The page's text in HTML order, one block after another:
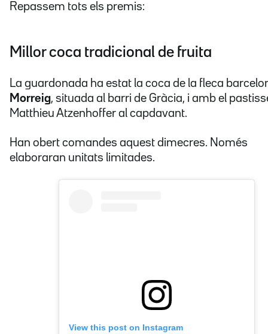
Repassem tots els premis:
Millor coca tradicional de fruita
La guardonada ha estat la coca de la fleca
Morreig , situada al barri de Gràcia, i amb el
Matthieu Atzenhoffer al capdavant.
Han obert comandes aquest dimecres. Només
elaboraran unitats limitades.
View this post on Instagram